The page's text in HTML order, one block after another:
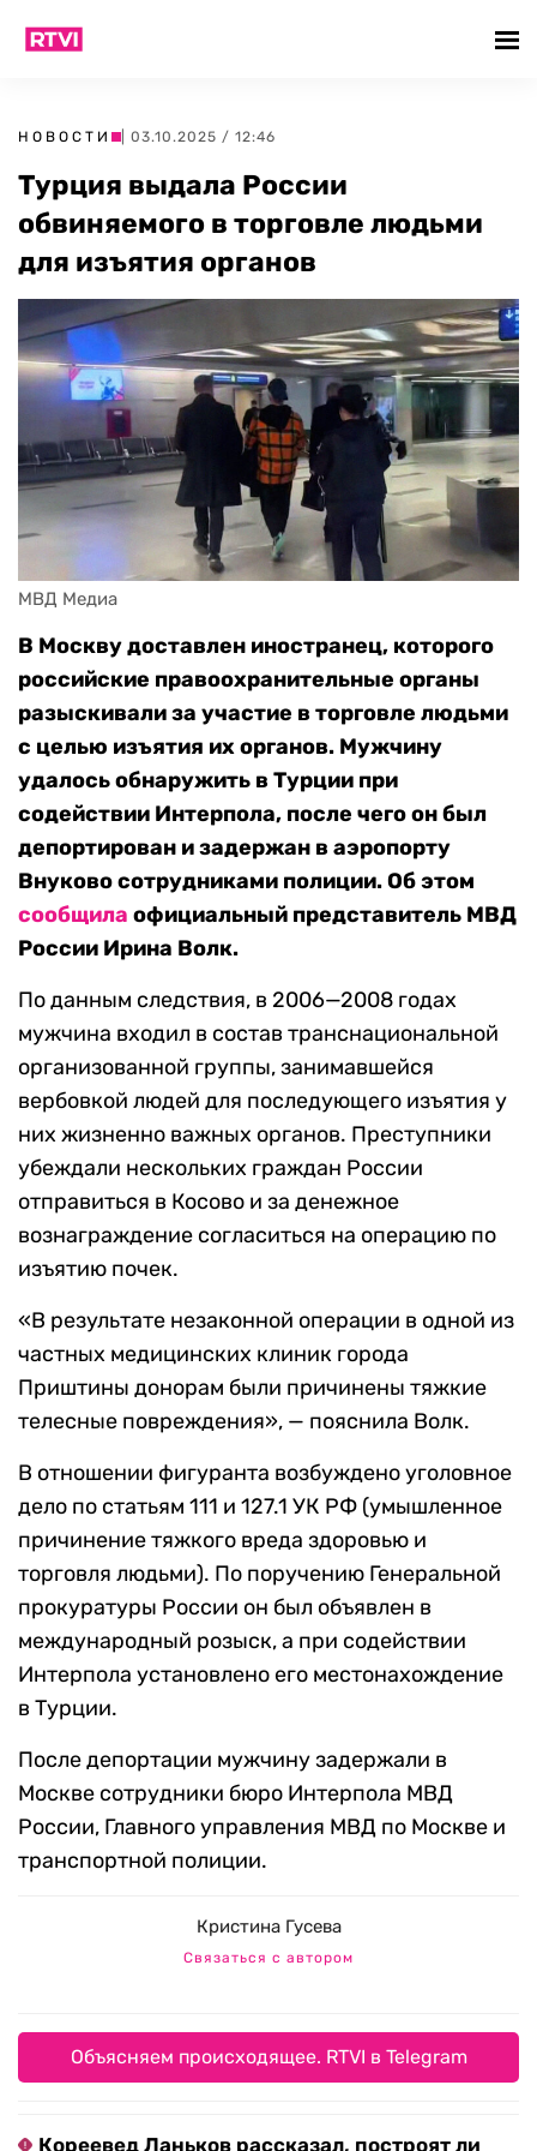
НОВОСТИ | 03.10.2025 / 12:46
Турция выдала России
обвиняемого в торговле людьми
для изъятия органов
МВД Медиа
В Москву доставлен иностранец, которого
российские правоохранительные органы
разыскивали за участие в торговле людьми
с целью изъятия их органов. Мужчину
удалось обнаружить в Турции при
содействии Интерпола, после чего он был
депортирован и задержан в аэропорту
Внуково сотрудниками полиции. Об этом
сообщила официальный представитель МВД
России Ирина Волк.
По данным следствия, в 2006—2008 годах
мужчина входил в состав транснациональной
организованной группы, занимавшейся
вербовкой людей для последующего изъятия у
них жизненно важных органов. Преступники
убеждали нескольких граждан России
отправиться в Косово и за денежное
вознаграждение согласиться на операцию по
изъятию почек.
«В результате незаконной операции в одной из
частных медицинских клиник города
Приштины донорам были причинены тяжкие
телесные повреждения», — пояснила Волк.
В отношении фигуранта возбуждено уголовное
дело по статьям 111 и 127.1 УК РФ (умышленное
причинение тяжкого вреда здоровью и
торговля людьми). По поручению Генеральной
прокуратуры России он был объявлен в
международный розыск, а при содействии
Интерпола установлено его местонахождение
в Турции.
После депортации мужчину задержали в
Москве сотрудники бюро Интерпола МВД
России, Главного управления МВД по Москве и
транспортной полиции.
Кристина Гусева
Связаться с автором
Объясняем происходящее. RTVI в Telegram
Кореевед Ланьков рассказал, построят ли